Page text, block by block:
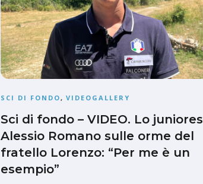
SCI DI FONDO, VIDEOGALLERY
Sci di fondo – VIDEO. Lo juniores
Alessio Romano sulle orme del
fratello Lorenzo: “Per me è un
esempio”